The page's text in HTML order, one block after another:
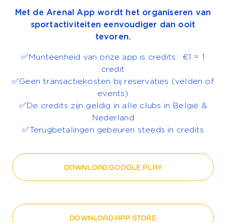
Met de Arenal App wordt het organiseren van
sportactiviteiten eenvoudiger dan ooit
tevoren.
✅Munteenheid van onze app is credits: €1 = 1
credit
✅Geen transactiekosten bij reservaties (velden of
events)
✅De credits zijn geldig in alle clubs in België &
Nederland
✅Terugbetalingen gebeuren steeds in credits
DOWNLOAD GOOGLE PLAY
DOWNLOAD APP STORE